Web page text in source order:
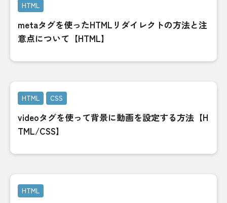
HTML
metaタグを使ったHTMLリダイレクトの方法と注
意点について【HTML】
HTML CSS
videoタグを使って背景に動画を設定する方法【H
TML/CSS】
HTML